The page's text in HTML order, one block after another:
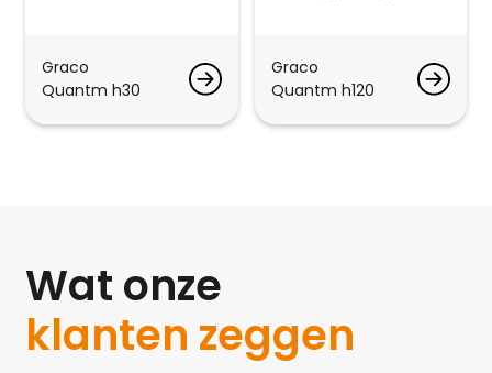
Graco
Quantm h30
Graco
Quantm h120
Wat onze
klanten zeggen